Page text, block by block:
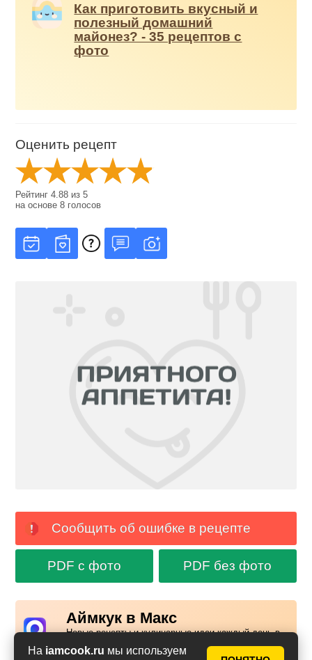
На iamcook.ru мы используем
Как приготовить вкусный и
полезный домашний
майонез? - 35 рецептов с
фото
Оценить рецепт
Рейтинг4.88 из5
на основе8 голосов
Сообщить об ошибке в рецепте
PDF с фото PDF без фото
Аймкук в Макс
Новые рецепты и кулинарные идеи каждый день в